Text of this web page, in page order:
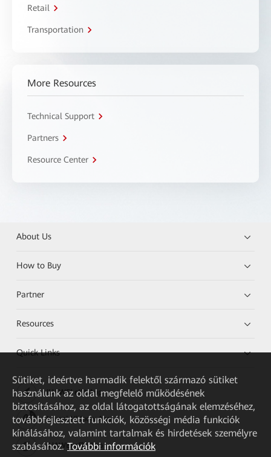
Retail
Transportation
More Resources
Technical Support
Partners
Resource Center
About Us
How to Buy
Partner
Resources
Quick Links
HUAWEI eKit App
Huawei HiKnow App
HUAWEI eFly App
Sütiket, ideértve harmadik felektől származó sütiket
használunk az oldal megfelelő működésének
biztosításához, az oldal látogatottságának elemzéséhez,
továbbfejlesztett funkciók, közösségi média funkciók
kínálásához, valamint tartalmak és hirdetések személyre
szabásához. További információk